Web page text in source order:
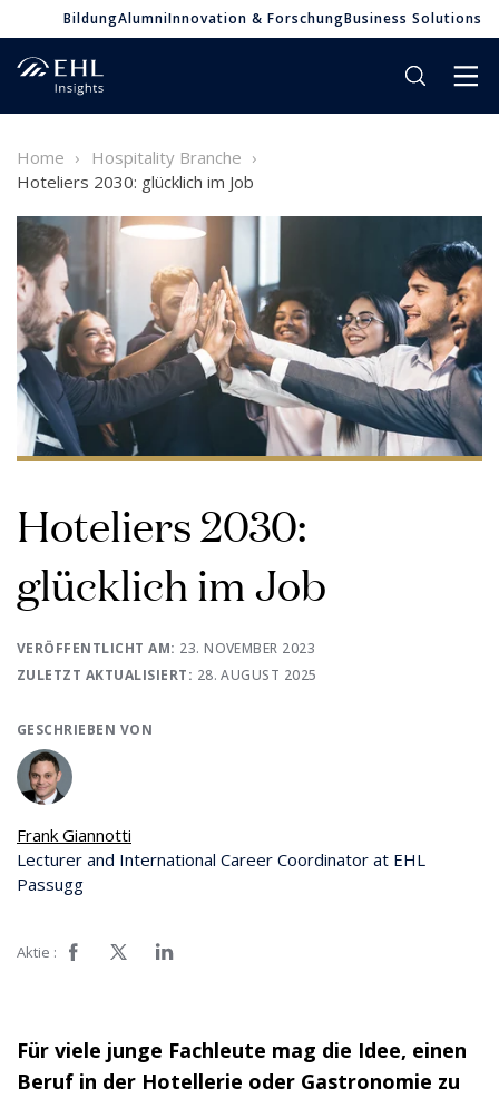
BildungAlumniInnovation & ForschungBusiness Solutions
Home
Hospitality Branche
Hoteliers 2030: glücklich im Job
Hoteliers 2030:
glücklich im Job
VERÖFFENTLICHT AM: 23. NOVEMBER 2023
ZULETZT AKTUALISIERT: 28. AUGUST 2025
GESCHRIEBEN VON
Frank Giannotti
Lecturer and International Career Coordinator at EHL
Passugg
Aktie :
Für viele junge Fachleute mag die Idee, einen
Beruf in der Hotellerie oder Gastronomie zu